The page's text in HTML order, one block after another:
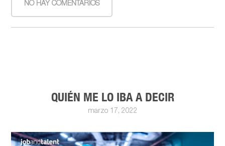
NO HAY COMENTARIOS
QUIÉN ME LO IBA A DECIR
marzo 17, 2022